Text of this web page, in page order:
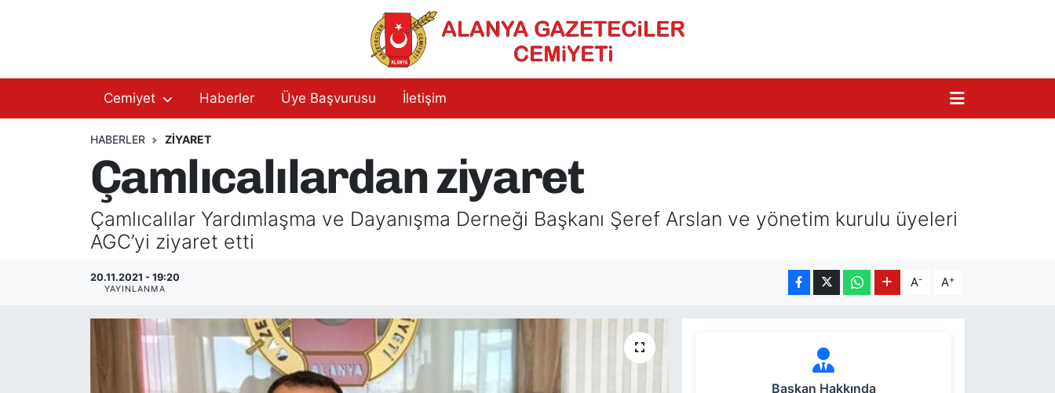
Cemiyet Haberler Üye Başvurusu İletişim
HABERLER ZIYARET
Çamlıcalılardan ziyaret
​​​​​​​Çamlıcalılar Yardımlaşma ve Dayanışma Derneği Başkanı Şeref Arslan ve yönetim kurulu üyeleri
AGC’yi ziyaret etti
20.11.2021 - 19:20
YAYINLANMA A- A+
Başkan Hakkında
Başkanlarımız
Yönetim Kurulu
Üyelerimiz
Tüzüğümüz
AGC Hakkında
Yönetim Kurulu
Üyelerimiz
Başkanlarımız